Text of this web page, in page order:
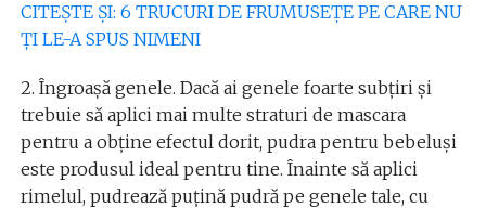
CITEȘTE ȘI: 6 TRUCURI DE FRUMUSEȚE PE CARE NU
ȚI LE-A SPUS NIMENI
2. Îngroașă genele. Dacă ai genele foarte subțiri și
trebuie să aplici mai multe straturi de mascara
pentru a obține efectul dorit, pudra pentru bebeluși
este produsul ideal pentru tine. Înainte să aplici
rimelul, pudrează puțină pudră pe genele tale, cu